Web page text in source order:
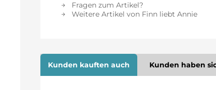
Fragen zum Artikel?
Weitere Artikel von Finn liebt Annie
Kunden kauften auch Kunden haben